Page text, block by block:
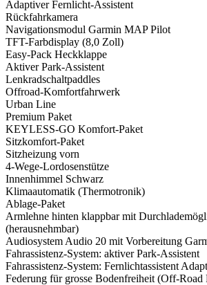
Adaptiver Fernlicht-Assistent
Rückfahrkamera
Navigationsmodul Garmin MAP Pilot
TFT-Farbdisplay (8,0 Zoll)
Easy-Pack Heckklappe
Aktiver Park-Assistent
Lenkradschaltpaddles
Offroad-Komfortfahrwerk
Urban Line
Premium Paket
KEYLESS-GO Komfort-Paket
Sitzkomfort-Paket
Sitzheizung vorn
4-Wege-Lordosenstütze
Innenhimmel Schwarz
Klimaautomatik (Thermotronik)
Ablage-Paket
Armlehne hinten klappbar mit
(herausnehmbar)
Audiosystem Audio 20 mit Vorbereitung
Fahrassistenz-System: aktiver Park-Assistent
Fahrassistenz-System: Fernlichtassistent
Federung für grosse Bodenfreiheit (Off-Road